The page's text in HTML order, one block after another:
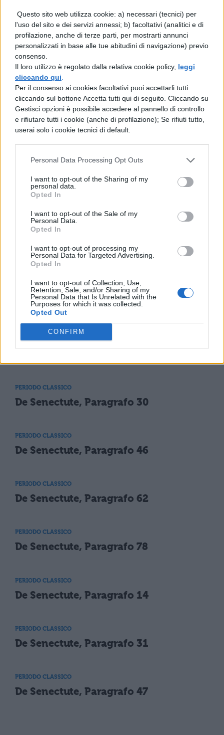
Questo sito web utilizza cookie: a) necessari (tecnici) per
l'uso del sito e dei servizi annessi; b) facoltativi (analitici e di
profilazione, anche di terze parti, per mostrarti annunci
personalizzati in base alle tue abitudini di navigazione) previo
consenso.
Il loro utilizzo è regolato dalla relativa cookie policy, leggi
cliccando qui
Per il consenso ai cookies facoltativi puoi accettarli tutti
cliccando sul bottone Accetta tutti qui di seguito. Cliccando su
Gestisci opzioni è possibile accedere al pannello di controllo
e rifiutare tutti i cookie (anche di profilazione); Se rifiuti tutto,
userai solo i cookie tecnici di default.
Personal Data Processing Opt Outs
I want to opt-out of the Sharing of my
personal data.
Opted In
I want to opt-out of the Sale of my
Personal Data.
Opted In
I want to opt-out of processing my
Personal Data for Targeted Advertising.
Opted In
I want to opt-out of Collection, Use,
Retention, Sale, and/or Sharing of my
Personal Data that Is Unrelated with the
Purposes for which it was collected.
Opted Out
CONFIRM
anni dopo il mio consolato e fu eletto
console per la seconda volta mentre io ero
console. Forse che se fosse vissuto fino a
cento anni si sarebbe rammaricato della
sua vecchiaia? Certo non avrebbe praticato
la corsa, il salto, né il lancio del giavellotto o
il corpo a corpo con le spade, ma
vecchi, i nostri antenati non
consesso.
TI POTREBBE INTERESSARE
PERIODO CLASSICO
PERIODO CLASSICO
De Senectute, Paragrafo 30
PERIODO CLASSICO
De Senectute, Paragrafo 46
PERIODO CLASSICO
De Senectute, Paragrafo 62
PERIODO CLASSICO
De Senectute, Paragrafo 78
PERIODO CLASSICO
De Senectute, Paragrafo 14
PERIODO CLASSICO
De Senectute, Paragrafo 31
PERIODO CLASSICO
De Senectute, Paragrafo 47